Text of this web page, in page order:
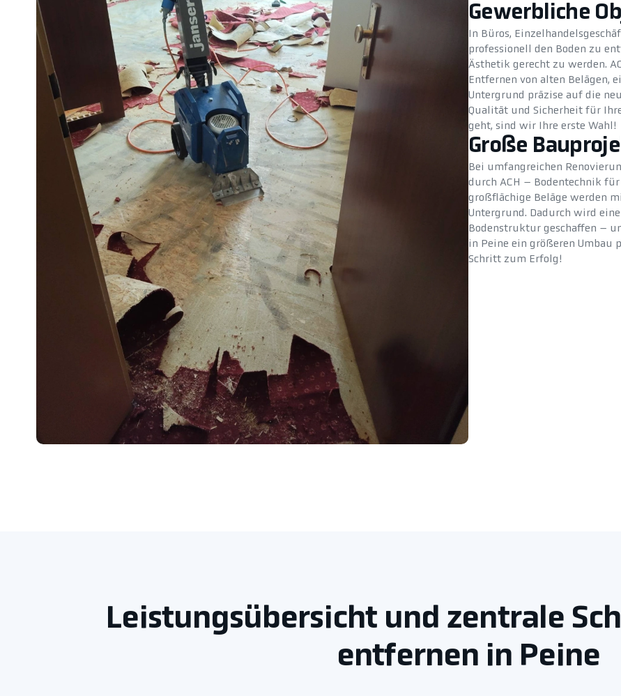
Gewerbliche
In Büros,
professionell den Boden zu
Ästhetik gerecht zu werden.
Entfernen von alten Belägen,
Untergrund präzise auf die
Qualität und Sicherheit für
geht, sind wir Ihre erste Wahl!
Große
Bei umfangreichen
durch ACH – Bodentechnik
großflächige Beläge werden
Untergrund. Dadurch wird
Bodenstruktur geschaffen –
in Peine ein größeren Umbau
Schritt zum Erfolg!
Leistungsübersicht und zentrale
entfernen in Peine